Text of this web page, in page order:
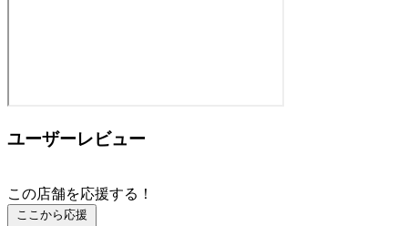
ユーザーレビュー
この店舗を応援する！
ここから応援